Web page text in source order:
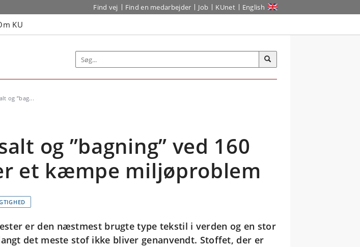
Find vej Find en medarbejder Job KUnet English
KU
og ”bag...
og ”bagning” ved 160
et kæmpe miljøproblem
er den næstmest brugte type tekstil i verden og en stor
det meste stof ikke bliver genanvendt. Stoffet, der er